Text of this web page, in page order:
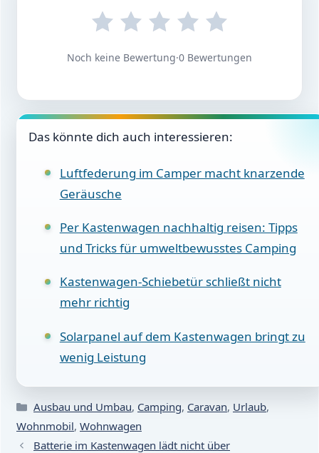
Noch keine Bewertung·0 Bewertungen
Das könnte dich auch interessieren:
Luftfederung im Camper macht knarzende
Geräusche
Per Kastenwagen nachhaltig reisen: Tipps
und Tricks für umweltbewusstes Camping
Kastenwagen-Schiebetür schließt nicht
mehr richtig
Solarpanel auf dem Kastenwagen bringt zu
wenig Leistung
Kategorien
Ausbau und Umbau, Camping, Caravan, Urlaub,
Wohnmobil, Wohnwagen
Batterie im Kastenwagen lädt nicht über